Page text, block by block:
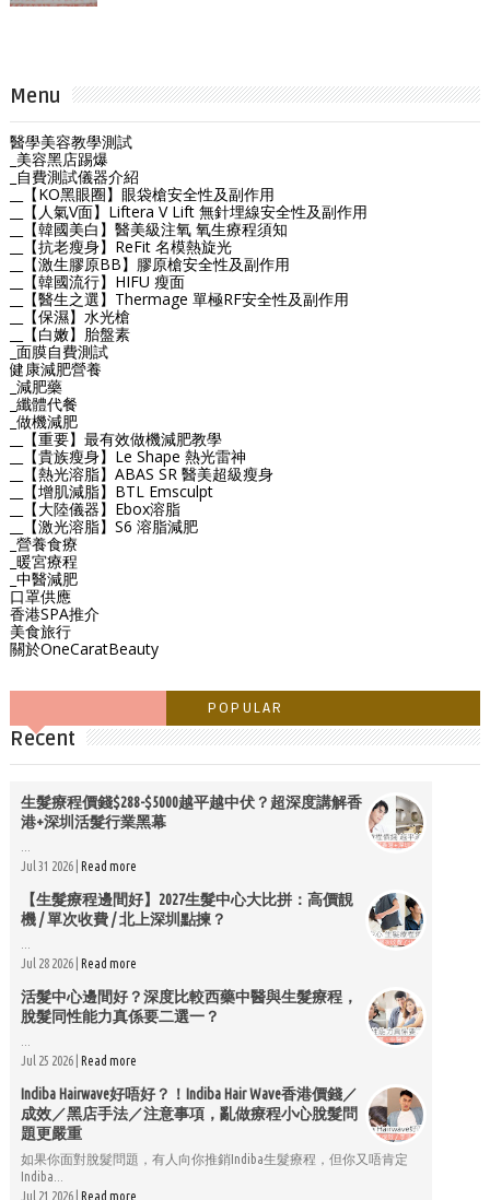
Menu
醫學美容教學測試
_美容黑店踢爆
_自費測試儀器介紹
__【KO黑眼圈】眼袋槍安全性及副作用
__【人氣V面】Liftera V Lift 無針埋線安全性及副作用
__【韓國美白】醫美級注氧 氧生療程須知
__【抗老瘦身】ReFit 名模熱旋光
__【激生膠原BB】膠原槍安全性及副作用
__【韓國流行】HIFU 瘦面
__【醫生之選】Thermage 單極RF安全性及副作用
__【保濕】水光槍
__【白嫩】胎盤素
_面膜自費測試
健康減肥營養
_減肥藥
_纖體代餐
_做機減肥
__【重要】最有效做機減肥教學
__【貴族瘦身】Le Shape 熱光雷神
__【熱光溶脂】ABAS SR 醫美超級瘦身
__【增肌減脂】BTL Emsculpt
__【大陸儀器】Ebox溶脂
__【激光溶脂】S6 溶脂減肥
_營養食療
_暖宮療程
_中醫減肥
口罩供應
香港SPA推介
美食旅行
關於OneCaratBeauty
POPULAR
Recent
生髮療程價錢$288-$5000越平越中伏？超深度講解香
港+深圳活髮行業黑幕
Jul 31 2026 | Read more
【生髮療程邊間好】2027生髮中心大比拼：高價靚
機 / 單次收費 / 北上深圳點揀？
Jul 28 2026 | Read more
活髮中心邊間好？深度比較西藥中醫與生髮療程，
脫髮同性能力真係要二選一？
Jul 25 2026 | Read more
Indiba Hairwave好唔好？！Indiba Hair Wave香港價錢／
成效／黑店手法／注意事項，亂做療程小心脫髮問
題更嚴重
如果你面對脫髮問題，有人向你推銷Indiba生髮療程，但你又唔肯定
Indiba...
Jul 21 2026 | Read more